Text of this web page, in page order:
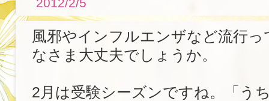
風邪やインフルエンザなど流行
なさま大丈夫でしょうか。
2月は受験シーズンですね。「う